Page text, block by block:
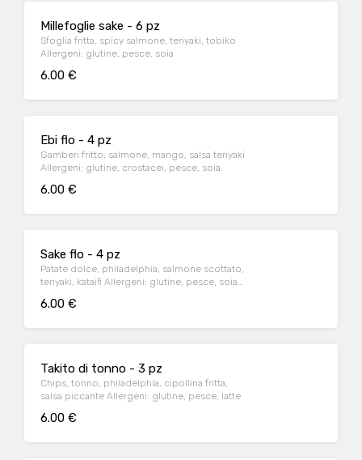
Millefoglie sake - 6 pz
Sfoglia fritta, spicy salmone, teriyaki, tobiko
Allergeni: glutine, pesce, soia
6.00 €
Ebi flo - 4 pz
Gamberi fritto, salmone, mango, salsa teriyaki
Allergeni: glutine, crostacei, pesce, soia.
6.00 €
Sake flo - 4 pz
Patate dolce, philadelphia, salmone scottato,
teriyaki, kataifi Allergeni: glutine, pesce, soia,
6.00 €
Takito di tonno - 3 pz
Chips, tonno, philadelphia, cipollina fritta,
salsa piccante Allergeni: glutine, pesce, latte
6.00 €